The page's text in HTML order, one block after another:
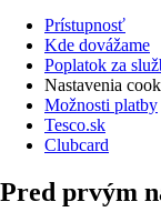
Prístupnosť
Kde dovážame
Poplatok za
Nastavenia
Možnosti platby
Tesco.sk
Clubcard
Pred prvým